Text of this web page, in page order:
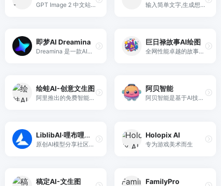
GPT Image 2 中文站专注 OpenAI 新一代图像生成能力，一句中文指令直接出 4K 高清图：产品图、海报、写真、插画、电商素材全覆盖，支持参考图、尺寸选择与稳定加速。 输入简单文字,生成想要的图片，纳米香蕉中文站基于 Google 模型的 AI 图片生成网站，支持文字生图、图生图。官网价格限时3折活动
即梦AI Dreamina
Dreamina 是一款AI创作产品，提供文字绘图、扩图、局部重绘、图片灵感功能
巨日禄故事AI绘图
全网性能卓越的故事AI绘画转视频神器，0基础小白也能轻松上手，快速实现从文案到视频的制作，故事、小说、漫画推文一站式生成。
绘蛙AI-创意文生图
阿里推出的免费智能图片、视频创作平台，专注电商场景，支持高清商拍图生成与营销视频制作。
阿贝智能
阿贝智能是基于AI技术辅助创作儿童绘本、睡前故事和有声书的平台，助你创意实现、梦想成真。
LiblibAI·哩布哩布AI
原创AI模型分享社区，这里有最新、最热门的模型素材，10万+模型免费下载。欢迎每一位创作者加入，分享你的作品。与中国原创模型作者交流,共同探索AI绘画。
Holopix AI
专为游戏美术而生
稿定AI-文生图 FamilyPro